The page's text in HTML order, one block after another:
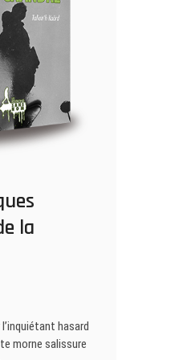
la
hasard
morne salissure